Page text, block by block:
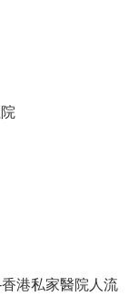
港私家醫院人流